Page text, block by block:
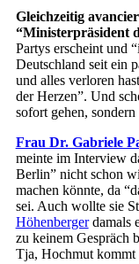
Gleichzeitig
“Ministerpräsident
Partys erscheint und
Deutschland seit ein
und alles verloren
der Herzen”. Und
sofort gehen,
Frau Dr. Gabriele
meinte im Interview
Berlin” nicht schon
machen könnte, da
sei. Auch wollte sie
Höhenbergerdamals
zu keinem Gespräch
Tja, Hochmut kommt